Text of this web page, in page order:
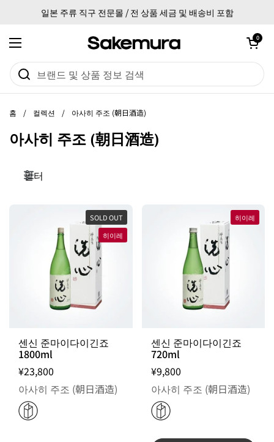
일본 주류 직구 전문몰 / 전 상품 세금 및 배송비 포함
메뉴 열기
카트 열기
0
홈 / 컬렉션 / 아사히 주조 (朝日酒造)
아사히 주조 (朝日酒造)
필터
센신 준마이다이긴죠
1800ml
¥23,800
아사히 주조 (朝日酒造)
SOLD OUT
히이레
센신 준마이다이긴죠
720ml
¥9,800
아사히 주조 (朝日酒造)
히이레